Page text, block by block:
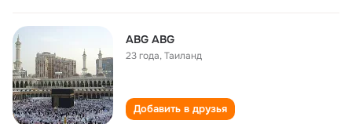
ABG ABG
23 года,Таиланд
Добавить в друзья